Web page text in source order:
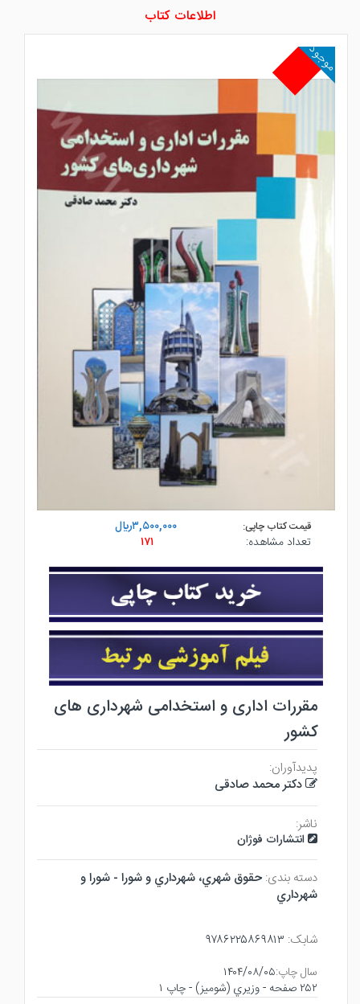
اطلاعات کتاب
موجود
قیمت کتاب چاپی:
۳,۵۰۰,۰۰۰ريال
تعداد مشاهده:
۱۷۱
مقررات اداری و استخدامی شهرداری های
کشور
پدیدآوران:
دکتر محمد صادقی
ناشر:
انتشارات فوژان
دسته بندی: حقوق شهري، شهرداري و شورا - شورا و
شهرداري
شابک: ۹۷۸۶۲۲۵۸۶۹۸۱۳
سال چاپ:۱۴۰۴/۰۸/۰۵
۲۵۲ صفحه - وزيري (شوميز) - چاپ ۱